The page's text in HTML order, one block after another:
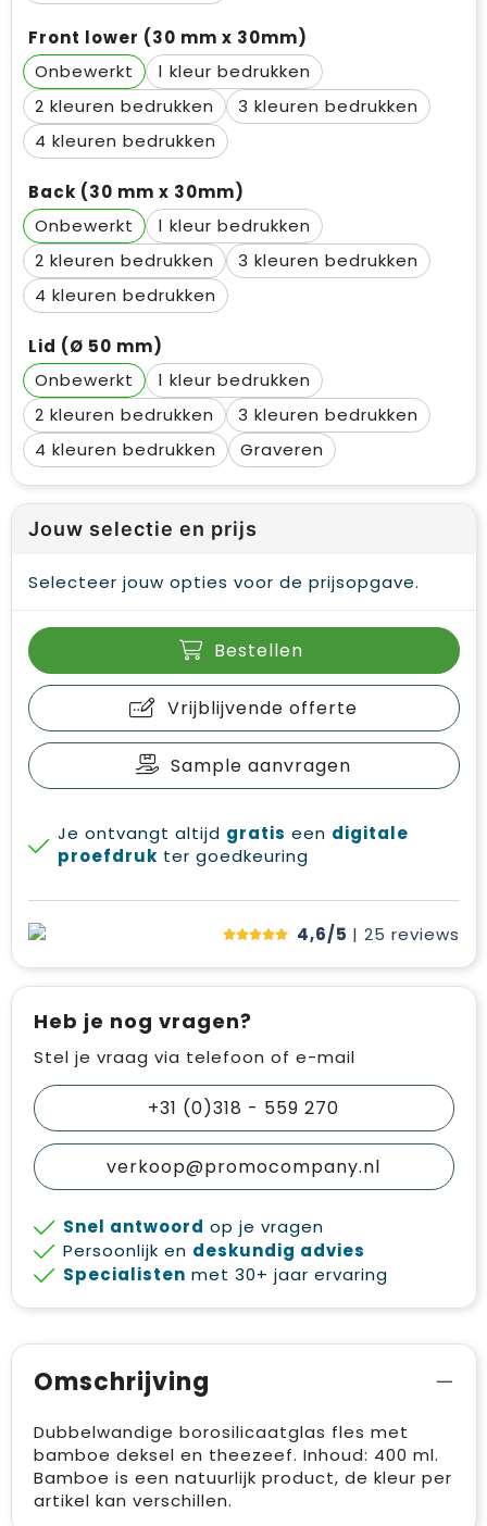
Front lower (30 mm x 30mm)
Onbewerkt
1
2
3
4
Back (30 mm x 30mm)
Onbewerkt
1
2
3
4
Lid (Ø 50 mm)
Onbewerkt
1
2
3
4
Graveren
Jouw selectie en prijs
Selecteer jouw opties voor de prijsopgave.
Bestellen
Vrijblijvende offerte
Sample aanvragen
Je ontvangt altijd gratis een digitale
proefdruk ter goedkeuring
4,6/5 | 25 reviews
Heb je nog vragen?
Stel je vraag via telefoon of e-mail
+31 (0)318 - 559 270
verkoop@promocompany.nl
Snel antwoord op je vragen
Persoonlijk en deskundig advies
Specialisten met 30+ jaar ervaring
Omschrijving
Dubbelwandige borosilicaatglas fles met
bamboe deksel en theezeef. Inhoud: 400 ml.
Bamboe is een natuurlijk product, de kleur per
artikel kan verschillen.